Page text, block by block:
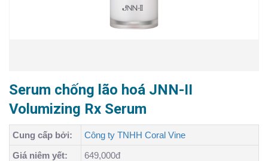
Serum chống lão hoá JNN-II
Volumizing Rx Serum
Cung cấp bởi:
Công ty TNHH Coral Vine
Giá niêm yết:
649,000đ